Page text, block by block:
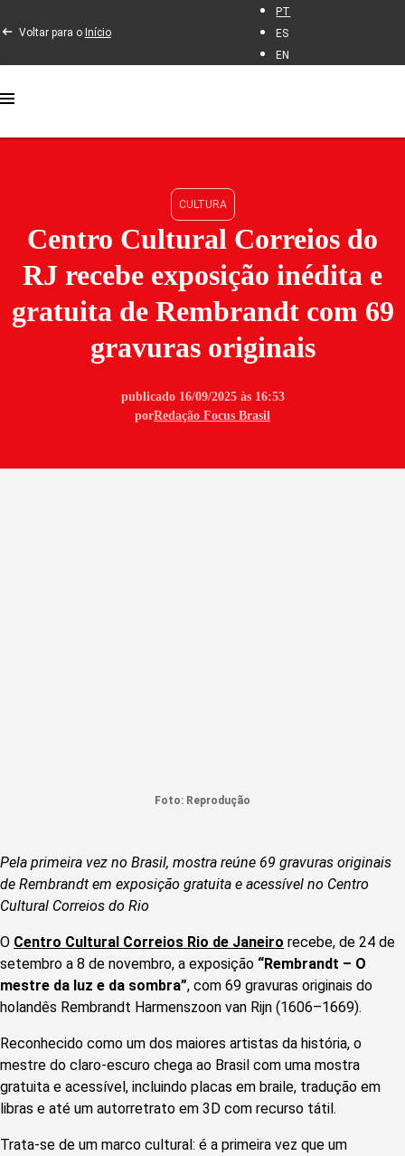
Voltar para o Início
PT
ES
EN
CULTURA
Centro Cultural Correios do
RJ recebe exposição inédita e
gratuita de Rembrandt com 69
gravuras originais
publicado 16/09/2025 às 16:53
porRedação Focus Brasil
Foto: Reprodução
Pela primeira vez no Brasil, mostra reúne 69 gravuras originais
de Rembrandt em exposição gratuita e acessível no Centro
Cultural Correios do Rio
O Centro Cultural Correios Rio de Janeiro recebe, de 24 de
setembro a 8 de novembro, a exposição “Rembrandt – O
mestre da luz e da sombra”, com 69 gravuras originais do
holandês Rembrandt Harmenszoon van Rijn (1606–1669).
Reconhecido como um dos maiores artistas da história, o
mestre do claro-escuro chega ao Brasil com uma mostra
gratuita e acessível, incluindo placas em braile, tradução em
libras e até um autorretrato em 3D com recurso tátil.
Trata-se de um marco cultural: é a primeira vez que um